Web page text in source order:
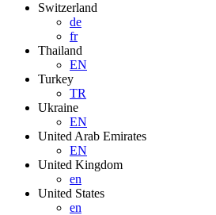
Switzerland
de
fr
Thailand
EN
Turkey
TR
Ukraine
EN
United Arab Emirates
EN
United Kingdom
en
United States
en